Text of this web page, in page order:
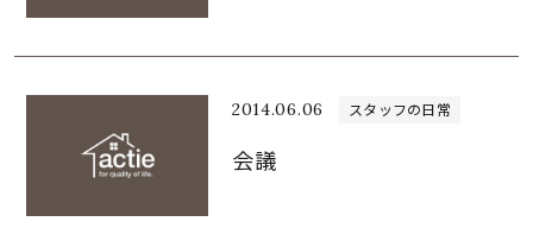
2014.06.06 スタッフの日常
会議